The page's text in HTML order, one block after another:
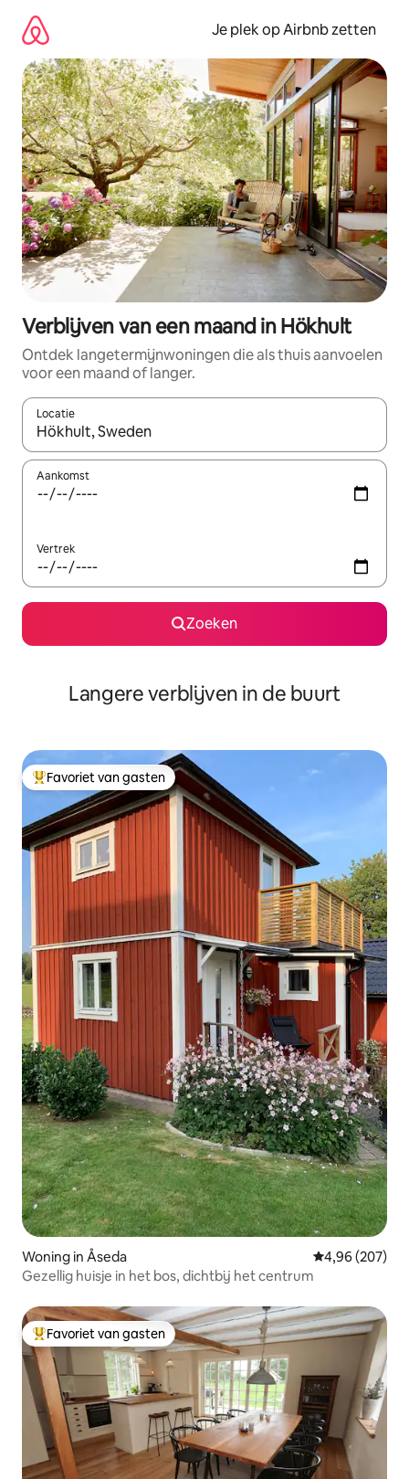
direct
naar
inhoud
Je plek op Airbnb zetten
Verblijven van een maand in Hökhult
Ontdek langetermijnwoningen die als thuis aanvoelen
voor een maand of langer.
Locatie
Wanneer er resultaten beschikbaar zijn, maak je een keuze
Aankomst
Vertrek
Zoeken
Langere verblijven in de buurt
Topfavoriet van gasten
Favoriet van gasten
Woning in Åseda Gemiddelde
4,96 (207)
Gezellig huisje in het bos, dichtbij het centrum
Topfavoriet van gasten
Favoriet van gasten